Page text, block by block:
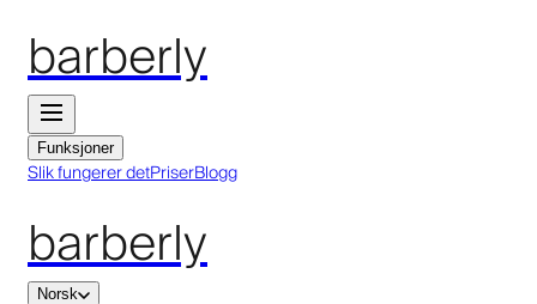
barberly
Funksjoner
Slik fungerer detPriserBlogg
barberly
Norsk